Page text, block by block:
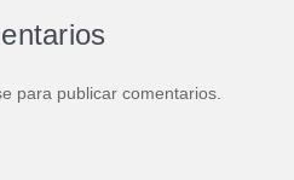
para publicar comentarios.